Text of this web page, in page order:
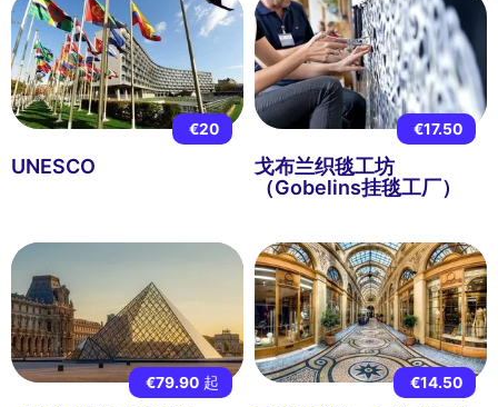
€20
UNESCO
€17.50
戈布兰织毯工坊
（Gobelins挂毯工厂）
€79.90 起 €14.50